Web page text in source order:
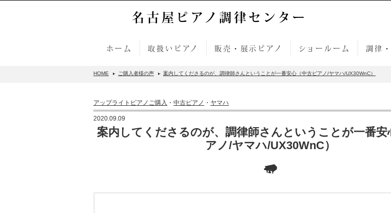
名古屋ピアノ調律センター
ホーム 取扱いピアノ 販売・展示ピアノ ショールーム 調律
HOME ご購入者様の声 案内してくださるのが、調律師さんということが一番安心（中古ピアノ/ヤマハ/UX30WnC）
アップライトピアノご購入 ・ 中古ピアノ ・ ヤマハ
2020.09.09
案内してくださるのが、調律師さんということが一番安
アノ/ヤマハ/UX30WnC）